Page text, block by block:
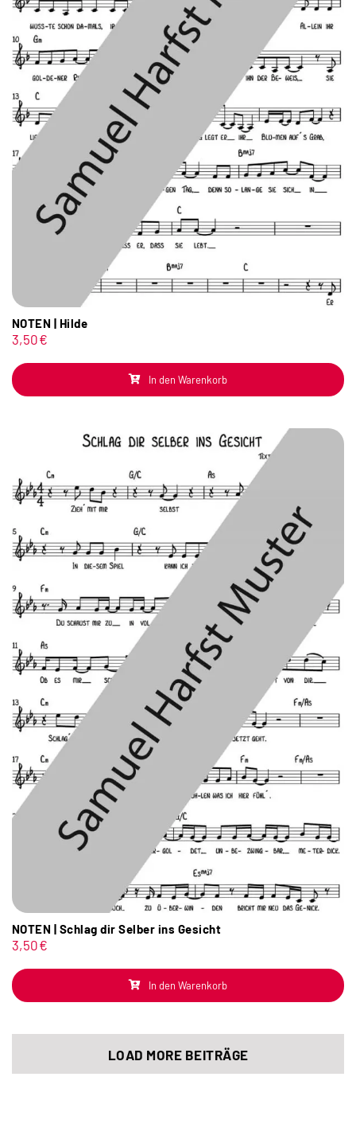
NOTEN | Hilde
3,50€
In den Warenkorb
NOTEN | Schlag dir Selber ins Gesicht
3,50€
In den Warenkorb
LOAD MORE BEITRÄGE